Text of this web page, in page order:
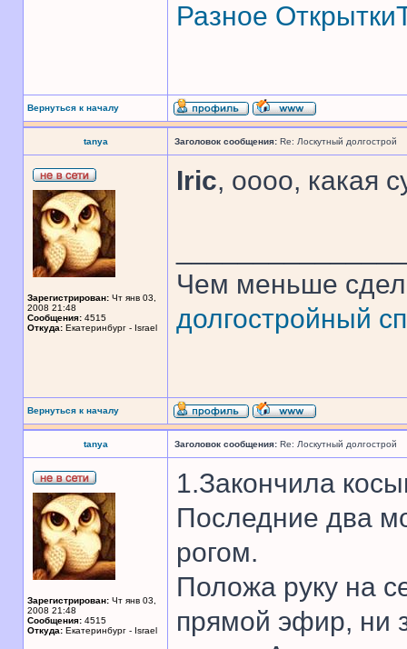
Разное Открытки
Вернуться к началу
tanya Заголовок сообщения: Re: Лоскутный долгострой
Зарегистрирован: Чт янв 03,
2008 21:48
Сообщения: 4515
Откуда: Екатеринбург - Israel
Iric, оооо, какая
Чем меньше
долгостройный
Вернуться к началу
tanya Заголовок сообщения: Re: Лоскутный долгострой
Зарегистрирован: Чт янв 03,
2008 21:48
Сообщения: 4515
Откуда: Екатеринбург - Israel
1.Закончила
Последние два
рогом.
Положа руку на
прямой эфир, ни